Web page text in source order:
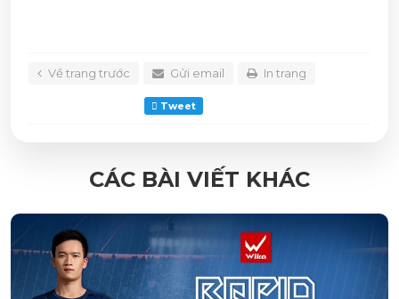
Về trang trước Gửi email In trang
Tweet
CÁC BÀI VIẾT KHÁC